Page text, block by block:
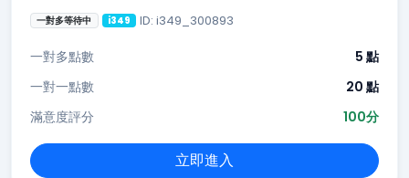
一對多等待中 i349 ID: i349_300893
一對多點數
5 點
一對一點數
20 點
滿意度評分
100分
立即進入